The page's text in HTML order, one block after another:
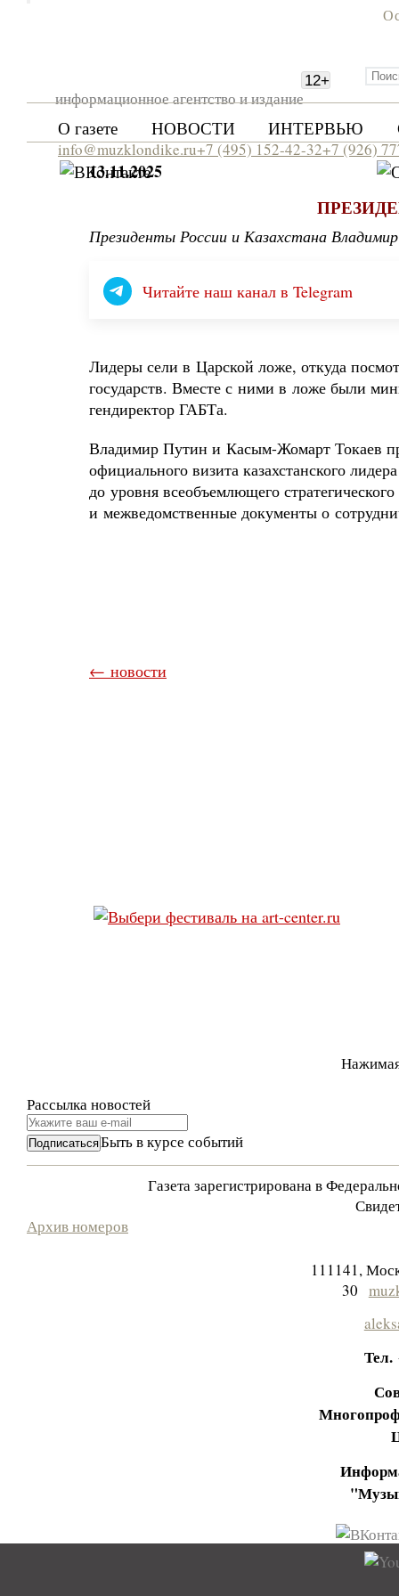
информационное агентство и издание
12+
О газете НОВОСТИ ИНТЕРВЬЮ
info@muzklondike.ru+7 (495) 152-42-32+7 (926)
13.11.2025
Президенты России и Казахстана
Читайте наш канал в Telegram
Лидеры сели в Царской ложе, откуда
государств. Вместе с ними в ложе были
гендиректор ГАБТа.
Владимир Путин и Касым-Жомарт Токаев
официального визита казахстанского
до уровня всеобъемлющего
и межведомственные документы о
← новости
Рассылка новостей
Быть в курсе событий
Газета зарегистрирована в
Архив номеров
111141,
30
Тел.